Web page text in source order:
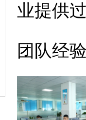
业提供
团队经